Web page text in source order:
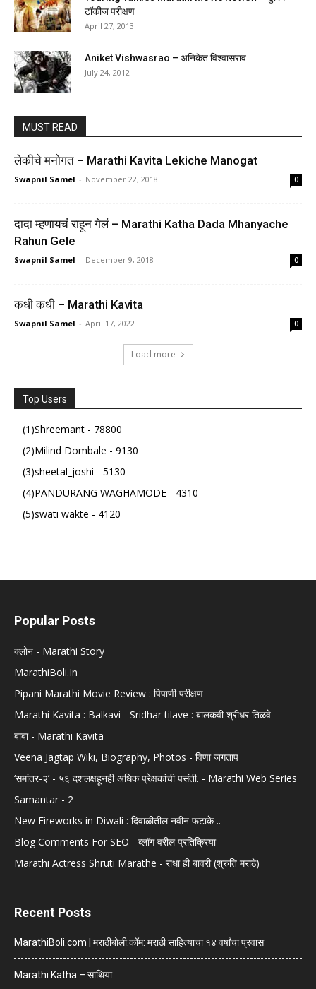
टॉकीज परीक्षण
April 27, 2013
Aniket Vishwasrao – अनिकेत विश्वासराव
July 24, 2012
MUST READ
लेकीचे मनोगत – Marathi Kavita Lekiche Manogat
Swapnil Samel - November 22, 2018 0
दादा म्हणायचं राहून गेलं – Marathi Katha Dada Mhanyache
Rahun Gele
Swapnil Samel - December 9, 2018 0
कधी कधी – Marathi Kavita
Swapnil Samel - April 17, 2022 0
Load more
Top Users
(1)Shreemant - 78800
(2)Milind Dombale - 9130
(3)sheetal_joshi - 5130
(4)PANDURANG WAGHAMODE - 4310
(5)swati wakte - 4120
Popular Posts
क्लोन - Marathi Story
MarathiBoli.In
Pipani Marathi Movie Review : पिपाणी परीक्षण
Marathi Kavita : Balkavi - Sridhar tilave : बालकवी श्रीधर तिळवे
बाबा - Marathi Kavita
Veena Jagtap Wiki, Biography, Photos - विणा जगताप
‘समांतर-२’ - ५६ दशलक्षहूनही अधिक प्रेक्षकांची पसंती. - Marathi Web Series
Samantar - 2
New Fireworks in Diwali : दिवाळीतील नवीन फटाके ..
Blog Comments For SEO - ब्लॉग वरील प्रतिक्रिया
Marathi Actress Shruti Marathe - राधा ही बावरी (श्रुति मराठे)
Recent Posts
MarathiBoli.com | मराठीबोली.कॉम: मराठी साहित्याचा १४ वर्षांचा प्रवास
Marathi Katha – साथिया